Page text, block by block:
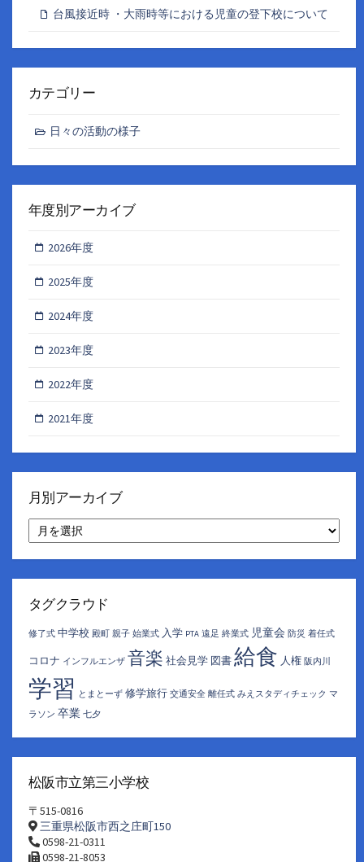
台風接近時 ・大雨時等における児童の登下校について
カテゴリー
日々の活動の様子
年度別アーカイブ
2026年度
2025年度
2024年度
2023年度
2022年度
2021年度
月別アーカイブ
別
ア
イ
タグクラウド
修了式 中学校 殿町 親子 始業式 入学 PTA 遠足 終業式 児童会 防災 着任式
コロナ インフルエンザ 音楽 社会見学 図書 給食 人権 阪内川
学習 とまとーず 修学旅行 交通安全 離任式 みえスタディチェック マ
ラソン 卒業 七夕
松阪市立第三小学校
〒515-0816
三重県松阪市西之庄町150
0598-21-0311
0598-21-8053